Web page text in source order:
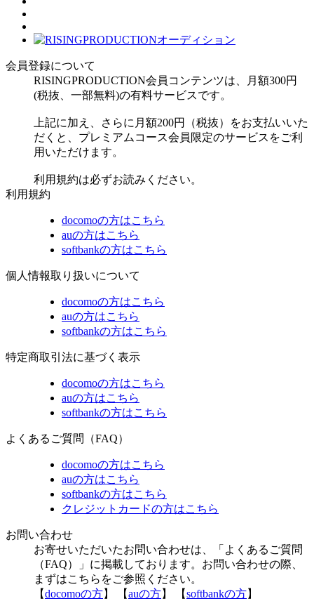
会員登録について
RISINGPRODUCTION会員コンテンツは、月額300円
(税抜、一部無料)の有料サービスです。
上記に加え、さらに月額200円（税抜）をお支払いいた
だくと、プレミアムコース会員限定のサービスをご利
用いただけます。
利用規約は必ずお読みください。
利用規約
docomoの方はこちら
auの方はこちら
softbankの方はこちら
個人情報取り扱いについて
docomoの方はこちら
auの方はこちら
softbankの方はこちら
特定商取引法に基づく表示
docomoの方はこちら
auの方はこちら
softbankの方はこちら
よくあるご質問（FAQ）
docomoの方はこちら
auの方はこちら
softbankの方はこちら
クレジットカードの方はこちら
お問い合わせ
お寄せいただいたお問い合わせは、「よくあるご質問
（FAQ）」に掲載しております。お問い合わせの際、
まずはこちらをご参照ください。
【docomoの方】 【auの方】 【softbankの方】